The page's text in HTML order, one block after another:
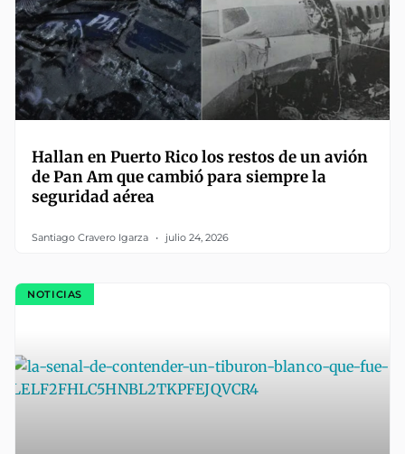
Hallan en Puerto Rico los restos de un avión
de Pan Am que cambió para siempre la
seguridad aérea
Santiago Cravero Igarza julio 24, 2026
NOTICIAS